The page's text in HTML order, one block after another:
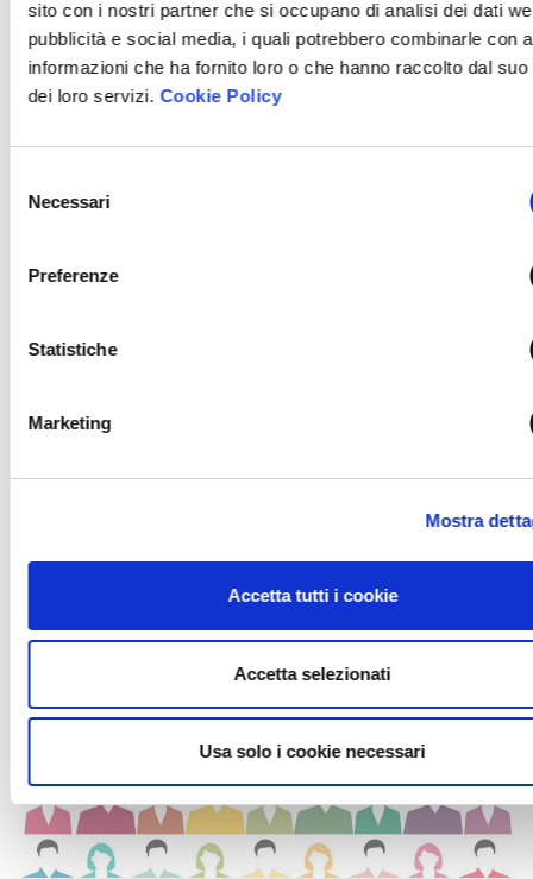
sito con i nostri partner che si occupano di analisi dei dati
pubblicità e social media, i quali potrebbero combinarle con
informazioni che ha fornito loro o che hanno raccolto dal
dei loro servizi. Cookie Policy
delNecessari
Preferenze
Statistiche
Marketing
Mostra
Accetta tutti i cookie
Accetta selezionati
Usa solo i cookie necessari
Anno giudiziario, il Presidente
giovani e competenze al centro
del cambiamento”
giudiziario, il Presidente Edoardo Ginevra, ha espresso
alcune considerazioni sullo stato di avanzamento della